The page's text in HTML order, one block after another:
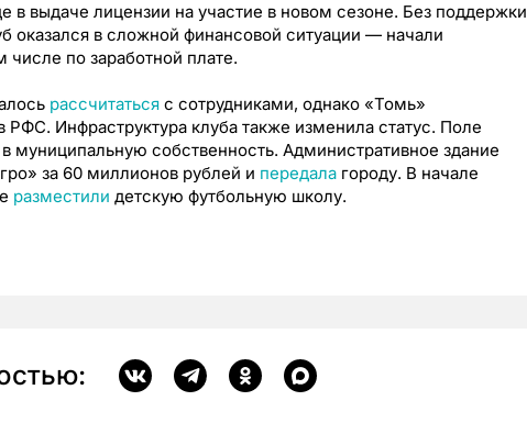
в выдаче лицензии на участие в новом сезоне. Без поддержки
оказался в сложной финансовой ситуации — начали
числе по заработной плате.
рассчитаться с сотрудниками, однако «Томь»
РФС. Инфраструктура клуба также изменила статус. Поле
муниципальную собственность. Административное здание
за 60 миллионов рублей и передала городу. В начале
разместили детскую футбольную школу.